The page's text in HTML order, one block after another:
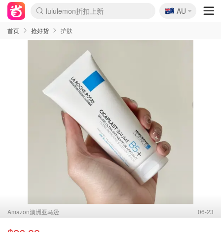
lululemon折扣上新
SSENSE年中2.5折
FreshBeauty好价汇总
Cettire降价+叠9折
WWS Coles超市实拍
viagogo二手票捡漏
Myer超级周末
The Outnet奢牌1折起
David Jones 3折起
Flannels大牌1折
Perfumes Club护肤1折
AMIRO面罩$251
Amazon折扣汇总
eToro入金$200送$50
Amazon数码好物
ICONIC本周7.5折
ThedoubleF高奢地板价
Moose Knuckles 6折
丝芙兰5折起
EUFY摄像头$98
Selenichast首饰2折
Trip机票酒店促销
YSL送5件彩妆礼
Amazon家居好物
Amazon美妆护肤
雅漾大喷$8
过敏原检测盒$33
伊索独家赠50ml沐浴露
科颜氏高保湿面霜$29
SEALIFE海洋馆门票6折
丝塔芙大白罐$16
订阅Newsletter送香薰
Cult Beauty 6.8折
Harrods圣诞日历$525
LN-CC奢牌私促3折
d'Alba空姐喷雾$16
EVE LOM套装£56
Bernardelli独家4折
Adore Beauty 6折起
CT圣诞日历
Mytheresa奢品2.7折
Luxury Escapes 9折
Currentbody美容仪$881
MOON Garden Live
Roborock扫地机$649
Tingo Life水杯$24
Valentino官网5折
CR洗护套装$23
修丽可4件套$159
Myer彩妆2件7折
GANNI官网4.5折
Stylevana韩妆4折
Tessabit高奢8.5折
OGX洗发水$11
Amazon阿德莱德次日达
卡诗8.5折+赠礼
Philips Hue灯具8折
🇦🇺
AU
首页 抢好货 护肤
Amazon澳洲亚马逊 06-23